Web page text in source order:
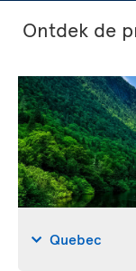
Ontdek de
Quebec